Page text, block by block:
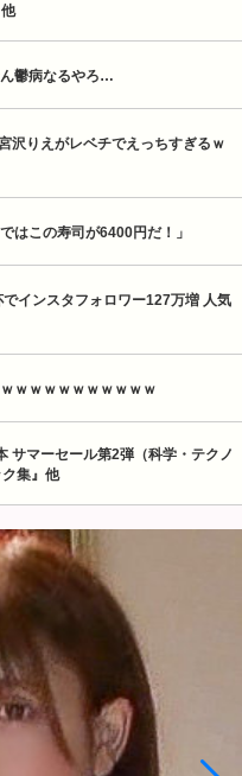
ん鬱病なるやろ…
沢りえがレベチでえっちすぎるｗ
はこの寿司が6400円だ！」
インスタフォロワー127万増 人気
ｗｗｗｗｗｗｗｗｗｗ
サマーセール第2弾（科学・テクノ
集』他